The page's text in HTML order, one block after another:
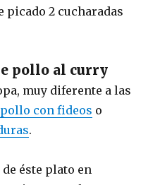
picado 2 cucharadas
pollo al curry
muy diferente a las
con fideos o
.
éste plato en